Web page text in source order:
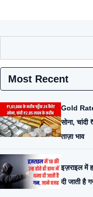
Most Recent
Gold
सोना,
ताज़ा भाव
इज़राइल में
दी जाती है